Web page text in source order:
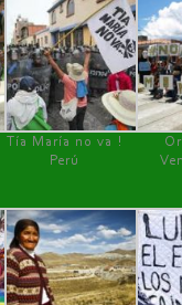
Tía María no va !
Perú